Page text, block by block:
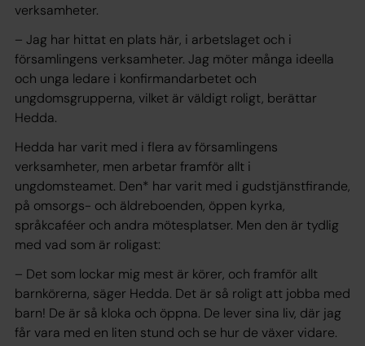
verksamheter.
– Jag har hittat en plats här, i arbetslaget och i
församlingens verksamheter. Jag möter många ideella
och unga ledare i konfirmandarbetet och
ungdomsgrupperna, vilket är väldigt roligt, berättar
Hedda.
Hedda har varit med i flera av församlingens
verksamheter, men arbetar framför allt i
ungdomsteamet. Den* har varit med i gudstjänstfirande,
på omsorgs- och äldreboenden, öppen kyrka,
språkcaféer och andra mötesplatser. Men den är tydlig
med vad som är roligast:
– Det som lockar mig mest är körer, och framför allt
barnkörerna, säger Hedda. Det är så roligt att jobba med
barn! De är så kloka och öppna. De lever sina liv, där jag
får vara med en liten stund och se hur de växer vidare.